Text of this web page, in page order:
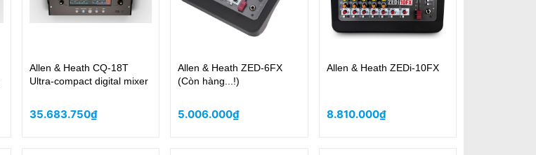
Allen & Heath CQ-18T
Ultra-compact digital mixer
35.683.750₫
Allen & Heath ZED-6FX
(Còn hàng...!)
5.006.000₫
Allen & Heath ZEDi-10FX
8.810.000₫